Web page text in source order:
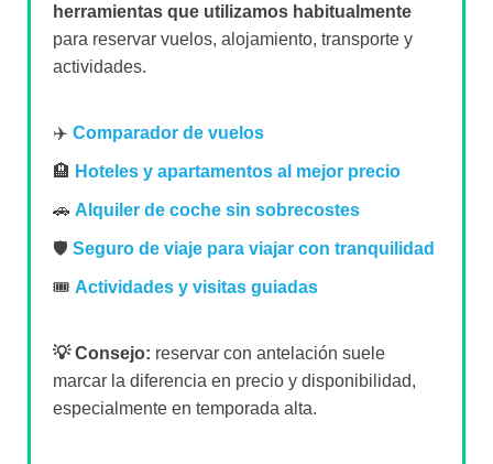
herramientas que utilizamos habitualmente
para reservar vuelos, alojamiento, transporte y
actividades.
✈️ Comparador de vuelos
🏨 Hoteles y apartamentos al mejor precio
🚗 Alquiler de coche sin sobrecostes
🛡️ Seguro de viaje para viajar con tranquilidad
🎟️ Actividades y visitas guiadas
💡 Consejo: reservar con antelación suele
marcar la diferencia en precio y disponibilidad,
especialmente en temporada alta.